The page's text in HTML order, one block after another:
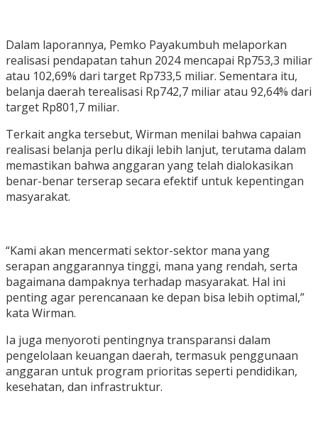
Dalam laporannya, Pemko Payakumbuh melaporkan
realisasi pendapatan tahun 2024 mencapai Rp753,3 miliar
atau 102,69% dari target Rp733,5 miliar. Sementara itu,
belanja daerah terealisasi Rp742,7 miliar atau 92,64% dari
target Rp801,7 miliar.
Terkait angka tersebut, Wirman menilai bahwa capaian
realisasi belanja perlu dikaji lebih lanjut, terutama dalam
memastikan bahwa anggaran yang telah dialokasikan
benar-benar terserap secara efektif untuk kepentingan
masyarakat.
“Kami akan mencermati sektor-sektor mana yang
serapan anggarannya tinggi, mana yang rendah, serta
bagaimana dampaknya terhadap masyarakat. Hal ini
penting agar perencanaan ke depan bisa lebih optimal,”
kata Wirman.
Ia juga menyoroti pentingnya transparansi dalam
pengelolaan keuangan daerah, termasuk penggunaan
anggaran untuk program prioritas seperti pendidikan,
kesehatan, dan infrastruktur.